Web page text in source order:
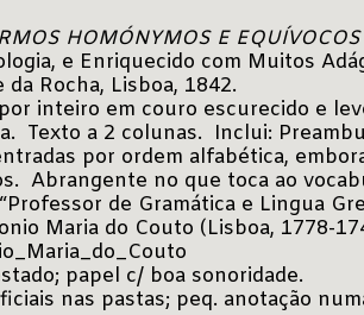
HOMÓNYMOS E
e Enriquecido com Muitos
Rocha, Lisboa, 1842.
inteiro em couro escurecido e
Texto a 2 colunas. Inclui:
por ordem alfabética,
Abrangente no que toca ao
de Gramática e Lingua
Maria do Couto (Lisboa, 1778-
papel c/ boa sonoridade.
nas pastas; peq. anotação